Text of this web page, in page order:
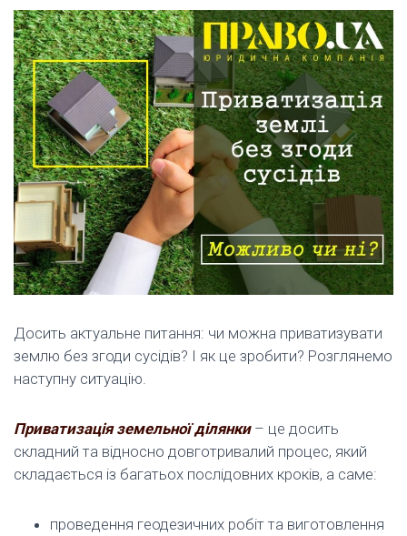
Досить актуальне питання: чи можна приватизувати
землю без згоди сусідів? І як це зробити? Розглянемо
наступну ситуацію.
Приватизація земельної ділянки– це досить
складний та відносно довготривалий процес, який
складається із багатьох послідовних кроків, а саме:
проведення геодезичних робіт та виготовлення